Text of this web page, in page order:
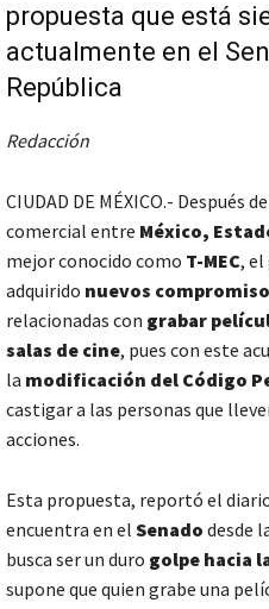
propuesta que está
actualmente en el
República
Redacción
CIUDAD DE MÉXICO.- Después
comercial entre México,
mejor conocido como T-MEC, el
adquirido nuevos
relacionadas con grabar
salas de cine, pues con este
la modificación del Código
castigar a las personas que
acciones.
Esta propuesta, reportó el
encuentra en el Senado desde
busca ser un duro golpe hacia
supone que quien grabe una